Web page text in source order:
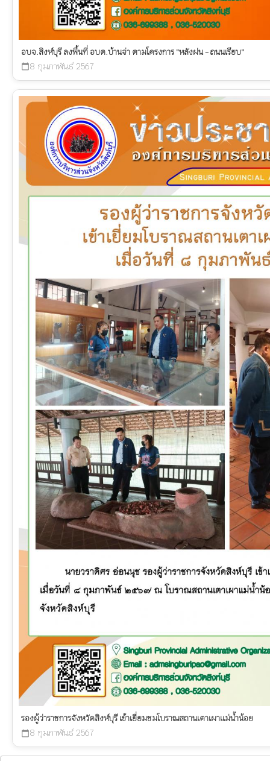
อบจ.สิงห์บุรี ลงพื้นที่ อบต.บ้านจ่า ตามโครงการ "หลังฝน - ถนนเรียบ"
calendar_today 8 กุมภาพันธ์ 2567
รองผู้ว่าราชการจังหวัดสิงห์บุรี เข้าเยี่ยมชมโบราณสถานเตาเผาแม่น้ำน้อย
calendar_today8 กุมภาพันธ์ 2567